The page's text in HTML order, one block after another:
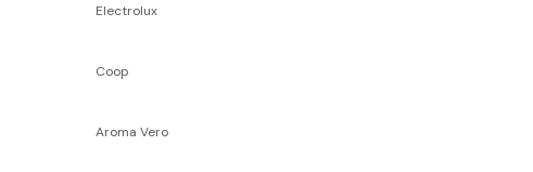
Electrolux
Coop
Aroma Vero